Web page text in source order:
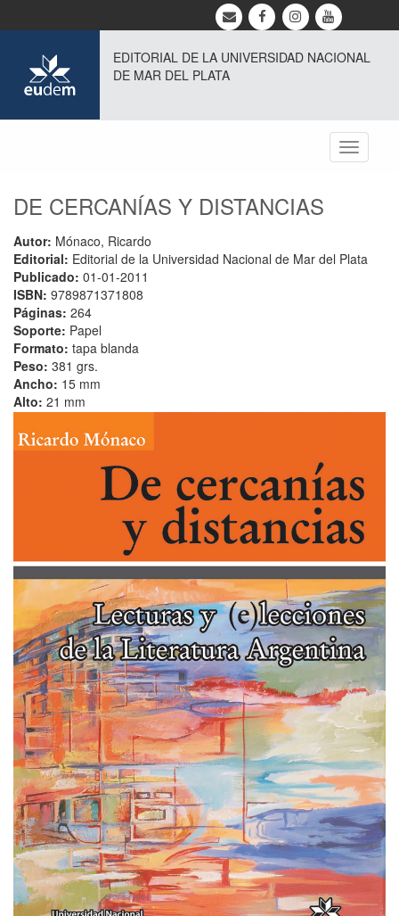
EDITORIAL DE LA UNIVERSIDAD NACIONAL
DE MAR DEL PLATA
Toggle
DE CERCANÍAS Y DISTANCIAS
Autor: Mónaco, Ricardo
Editorial: Editorial de la Universidad Nacional de Mar del Plata
Publicado: 01-01-2011
ISBN: 9789871371808
Páginas: 264
Soporte: Papel
Formato: tapa blanda
Peso: 381 grs.
Ancho: 15 mm
Alto: 21 mm